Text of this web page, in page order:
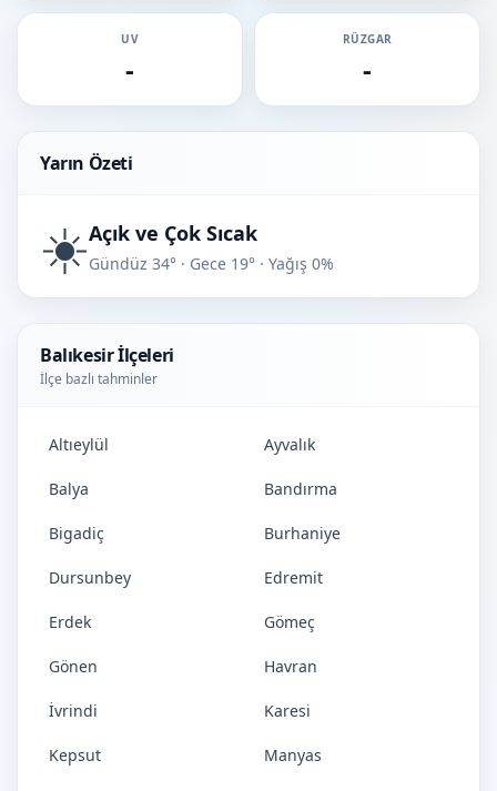
UV
-
RÜZGAR
-
Yarın Özeti
☀️Açık ve Çok Sıcak
Gündüz 34° · Gece 19° · Yağış 0%
Balıkesir İlçeleri
İlçe bazlı tahminler
Altıeylül Ayvalık
Balya Bandırma
Bigadiç Burhaniye
Dursunbey Edremit
Erdek Gömeç
Gönen Havran
İvrindi Karesi
Kepsut Manyas